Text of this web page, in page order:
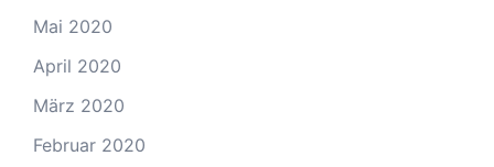
Mai 2020
April 2020
März 2020
Februar 2020